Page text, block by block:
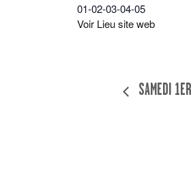
01-02-03-04-05
Voir Lieu site web
SAMEDI